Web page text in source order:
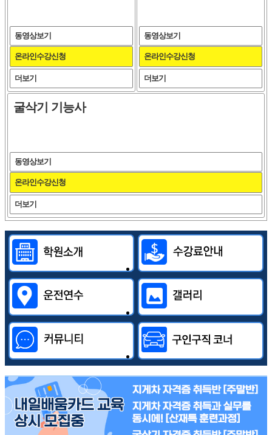
더보기
온라인수강신청
동영상보기
더보기
온라인수강신청
동영상보기
굴삭기 기능사
더보기
온라인수강신청
동영상보기